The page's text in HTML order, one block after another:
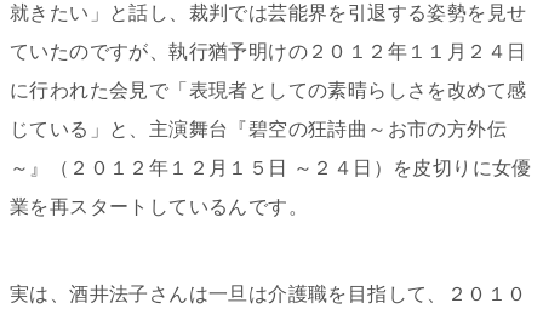
就きたい」と話し、裁判では芸能界を引退する姿勢を見せ
ていたのですが、執行猶予明けの２０１２年１１月２４日
に行われた会見で「表現者としての素晴らしさを改めて感
じている」と、主演舞台『碧空の狂詩曲～お市の方外伝
～』（２０１２ 年１２月１５日 ～２４日）
を皮切りに女優
業を再スタートしているんです。
実は、酒井法子さんは一旦は介護職を目指して、２０１０